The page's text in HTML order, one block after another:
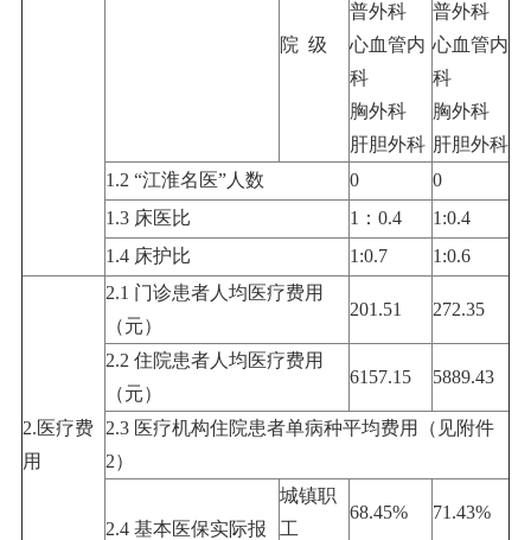
院 级
普外科
心血管内
科
胸外科
肝胆外科
普外科
心血管内
科
胸外科
肝胆外科
1.2 “江淮名医”人数
0
0
1.3 床医比
1：0.4
1:0.4
1.4 床护比
1:0.7 1:0.6
2.医疗费
用
2.1 门诊患者人均医疗费用
（元）
201.51 272.35
2.2 住院患者人均医疗费用
（元）
6157.15 5889.43
2.3 医疗机构住院患者单病种平均费用（见附件
2）
2.4 基本医保实际报
城镇职
工
68.45% 71.43%